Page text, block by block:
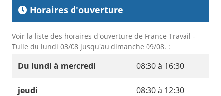
Horaires d'ouverture
Voir la liste des horaires d'ouverture de France Travail -
Tulle du lundi 03/08 jusqu'au dimanche 09/08. :
Du lundi à mercredi 08:30 à 16:30
jeudi 08:30 à 12:30